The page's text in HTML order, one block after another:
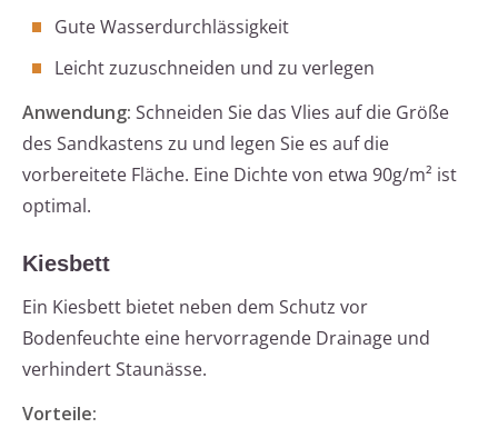
Gute Wasserdurchlässigkeit
Leicht zuzuschneiden und zu verlegen
Anwendung: Schneiden Sie das Vlies auf die Größe
des Sandkastens zu und legen Sie es auf die
vorbereitete Fläche. Eine Dichte von etwa 90g/m² ist
optimal.
Kiesbett
Ein Kiesbett bietet neben dem Schutz vor
Bodenfeuchte eine hervorragende Drainage und
verhindert Staunässe.
Vorteile: